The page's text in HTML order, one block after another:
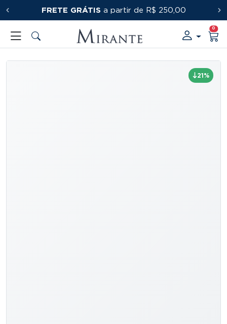
PRIMEIRACOMPRA
FRETE GRÁTIS a partir de R$ 250,00
0
21%